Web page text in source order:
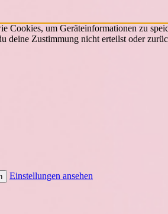
um Geräteinformationen zu
deine Zustimmung nicht erteilst oder
Einstellungen ansehen